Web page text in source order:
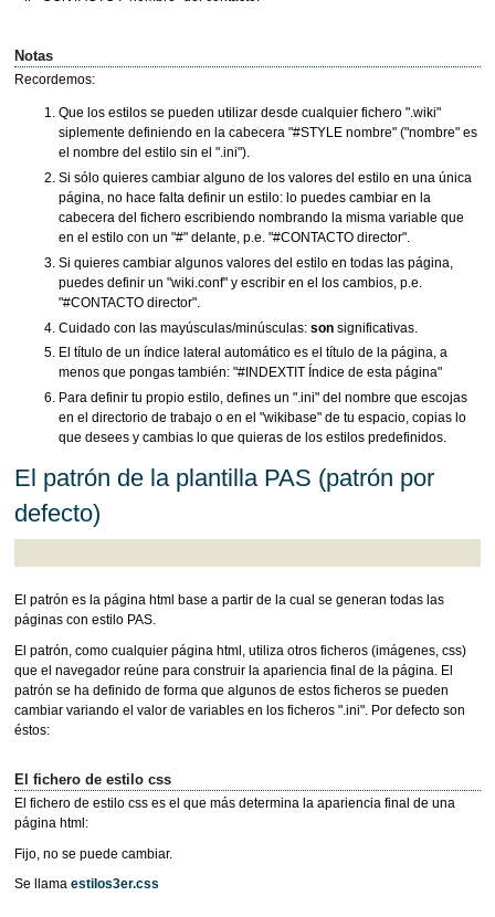
Notas
Recordemos:
Que los estilos se pueden utilizar desde cualquier fichero ".wiki"
siplemente definiendo en la cabecera "#STYLE nombre" ("nombre" es
el nombre del estilo sin el ".ini").
Si sólo quieres cambiar alguno de los valores del estilo en una única
página, no hace falta definir un estilo: lo puedes cambiar en la
cabecera del fichero escribiendo nombrando la misma variable que
en el estilo con un "#" delante, p.e. "#CONTACTO director".
Si quieres cambiar algunos valores del estilo en todas las página,
puedes definir un "wiki.conf" y escribir en el los cambios, p.e.
"#CONTACTO director".
Cuidado con las mayúsculas/minúsculas: sonsignificativas.
El título de un índice lateral automático es el título de la página, a
menos que pongas también: "#INDEXTIT Índice de esta página"
Para definir tu propio estilo, defines un ".ini" del nombre que escojas
en el directorio de trabajo o en el "wikibase" de tu espacio, copias lo
que desees y cambias lo que quieras de los estilos predefinidos.
El patrón de la plantilla PAS (patrón por
defecto)
El patrón es la página html base a partir de la cual se generan todas las
páginas con estilo PAS.
El patrón, como cualquier página html, utiliza otros ficheros (imágenes, css)
que el navegador reúne para construir la apariencia final de la página. El
patrón se ha definido de forma que algunos de estos ficheros se pueden
cambiar variando el valor de variables en los ficheros ".ini". Por defecto son
éstos:
El fichero de estilo css
El fichero de estilo css es el que más determina la apariencia final de una
página html:
Fijo, no se puede cambiar.
Se llama estilos3er.css